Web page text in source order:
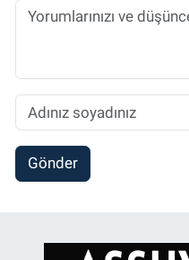
Gönder